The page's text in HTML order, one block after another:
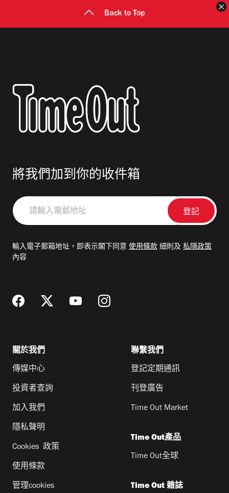
Back to Top
將我們加到你的收件箱
請
輸
郵
輸入電子郵箱地址，即表示閣下同意 使用條款 細則及 私隱政策
內容
關於我們
傳媒中心
投資者查詢
加入我們
隱私聲明
Cookies 政策
使用條款
管理cookies
聯繫我們
登記定期通訊
刊登廣告
Time Out Market
Time Out產品
Time Out全球
Time Out 雜誌